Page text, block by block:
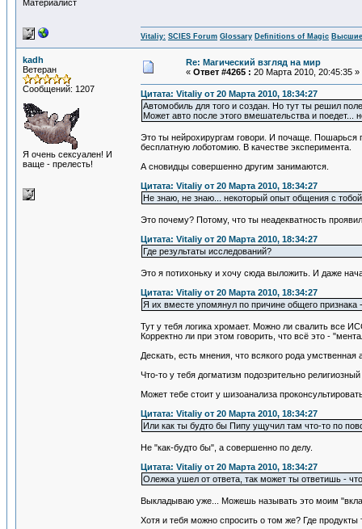
Материалист
Vitaliy: SCIES Forum Glossary Definitions of Magic
kadh
Ветеран
Сообщений: 1207
Я очень сексуален! И
ваще - прелесть!
Re: Магический взгляд на мир
« Ответ #4265 : 20 Марта 2010, 20:45:35 »
Цитата: Vitaliy от 20 Марта 2010, 18:34:27
Автомобиль для того и создан. Но тут ты решил
Может авто после этого вмешательства и поедет...
Это ты нейрохирургам говори. И почаще. Пошарься
бесплатную лоботомию. В качестве эксперимента.
А сновидцы совершенно другим занимаются.
Цитата: Vitaliy от 20 Марта 2010, 18:34:27
Не знаю, не знаю... некоторый опыт общения с
Это почему? Потому, что ты неадекватность
Цитата: Vitaliy от 20 Марта 2010, 18:34:27
Где результаты исследований?
Это я потихоньку и хочу сюда выложить. И даже
Цитата: Vitaliy от 20 Марта 2010, 18:34:27
Я их вместе упомянул по причине общего признака
Тут у тебя логика хромает. Можно ли свалить все
Корректно ли при этом говорить, что всё это -
Дескать, есть мнения, что всякого рода
Что-то у тебя догматизм подозрительно
Может тебе стоит у шизоанализа
Цитата: Vitaliy от 20 Марта 2010, 18:34:27
Или как ты будто бы Пипу ущучил там что-то по
Не "как-будто бы", а совершенно по делу.
Цитата: Vitaliy от 20 Марта 2010, 18:34:27
Олежка ушел от ответа, так может ты ответишь -
Выкладываю уже... Можешь называть это моим
Хотя и тебя можно спросить о том же? Где продукты